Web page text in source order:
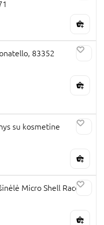
83352
su kosmetine
Micro Shell Racers